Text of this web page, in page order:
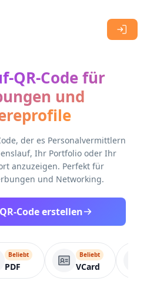
QR-Code für
und
der es Personalvermittlern
Ihr Portfolio oder Ihr
anzuzeigen. Perfekt für
und Networking.
Code erstellen
Beliebt
PDF
Beliebt
VCard